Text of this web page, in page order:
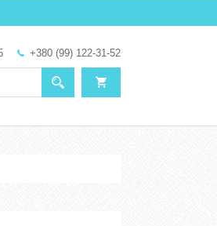
+380 (99) 122-31-52